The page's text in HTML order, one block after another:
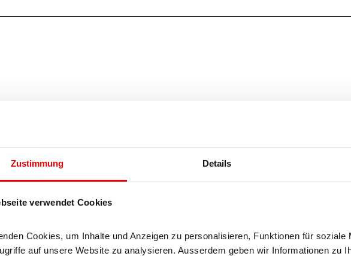
Zustimmung Details
verwendet Cookies
Cookies, um Inhalte und Anzeigen zu personalisieren, Funktionen für soziale
auf unsere Website zu analysieren. Ausserdem geben wir Informationen zu